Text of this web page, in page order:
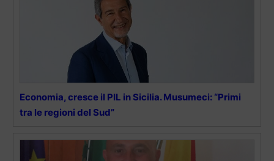
Economia, cresce il PIL in Sicilia. Musumeci: “Primi
tra le regioni del Sud”